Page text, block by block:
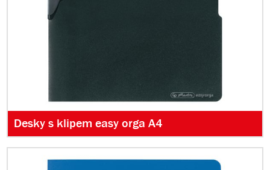
Desky s klipem easy orga A4